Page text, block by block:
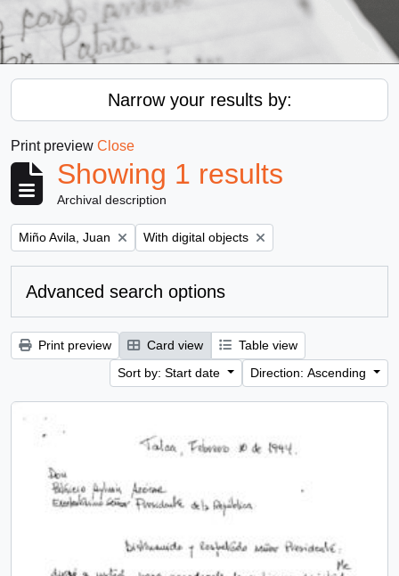
Narrow your results by:
Print preview Close
Showing 1 results
Archival description
Remove filter:
Miño Avila, Juan Remove filter:
With digital objects
Advanced search options
Print preview Card view
Table view
Sort by: Start date
Direction: Ascending